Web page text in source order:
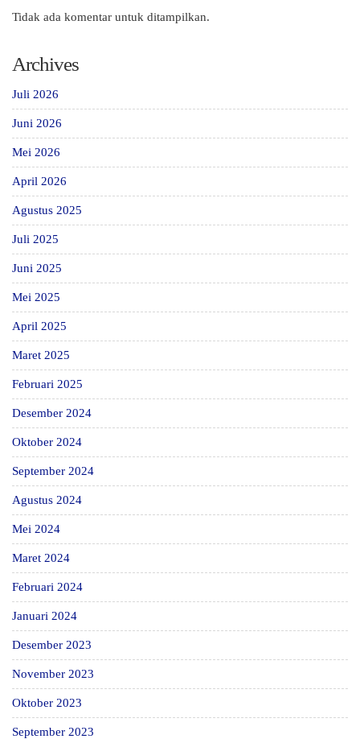
Tidak ada komentar untuk ditampilkan.
Archives
Juli 2026
Juni 2026
Mei 2026
April 2026
Agustus 2025
Juli 2025
Juni 2025
Mei 2025
April 2025
Maret 2025
Februari 2025
Desember 2024
Oktober 2024
September 2024
Agustus 2024
Mei 2024
Maret 2024
Februari 2024
Januari 2024
Desember 2023
November 2023
Oktober 2023
September 2023